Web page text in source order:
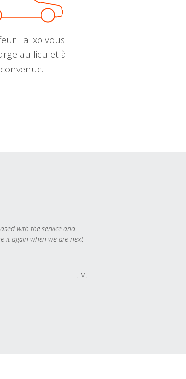
Talixo vous
au lieu et à
with the service and
it again when we are next
T. M.